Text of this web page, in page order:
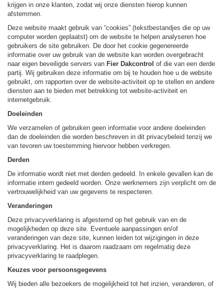
krijgen in onze klanten, zodat wij onze diensten hierop kunnen
afstemmen.
Deze website maakt gebruik van “cookies” (tekstbestandjes die op uw
computer worden geplaatst) om de website te helpen analyseren hoe
gebruikers de site gebruiken. De door het cookie gegenereerde
informatie over uw gebruik van de website kan worden overgebracht
naar eigen beveiligde servers van Fier Dakcontrol of die van een derde
partij. Wij gebruiken deze informatie om bij te houden hoe u de website
gebruikt, om rapporten over de website-activiteit op te stellen en andere
diensten aan te bieden met betrekking tot website-activiteit en
internetgebruik.
Doeleinden
We verzamelen of gebruiken geen informatie voor andere doeleinden
dan de doeleinden die worden beschreven in dit privacybeleid tenzij we
van tevoren uw toestemming hiervoor hebben verkregen.
Derden
De informatie wordt niet met derden gedeeld. In enkele gevallen kan de
informatie intern gedeeld worden. Onze werknemers zijn verplicht om de
vertrouwelijkheid van uw gegevens te respecteren.
Veranderingen
Deze privacyverklaring is afgestemd op het gebruik van en de
mogelijkheden op deze site. Eventuele aanpassingen en/of
veranderingen van deze site, kunnen leiden tot wijzigingen in deze
privacyverklaring. Het is daarom raadzaam om regelmatig deze
privacyverklaring te raadplegen.
Keuzes voor persoonsgegevens
Wij bieden alle bezoekers de mogelijkheid tot het inzien, veranderen, of